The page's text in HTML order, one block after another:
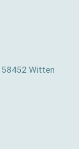
Witten